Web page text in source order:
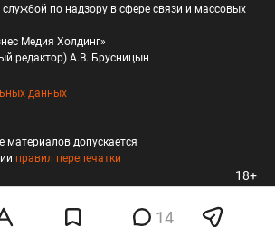
14
по надзору в сфере связи и массовых
Медия Холдинг»
редактор) А.В. Брусницын
данных
допускается
правил перепечатки
18+